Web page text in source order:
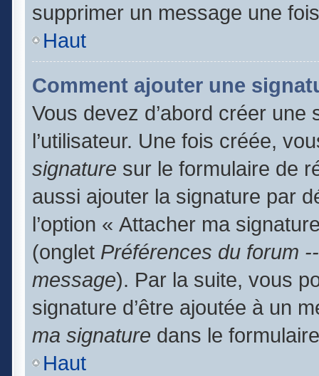
supprimer un message une
Haut
Comment ajouter une
Vous devez d’abord créer
l’utilisateur. Une fois créée,
signature sur le formulaire de
aussi ajouter la signature par
l’option « Attacher ma
(onglet Préférences du forum
message). Par la suite, vous
signature d’être ajoutée à un
ma signature dans le
Haut